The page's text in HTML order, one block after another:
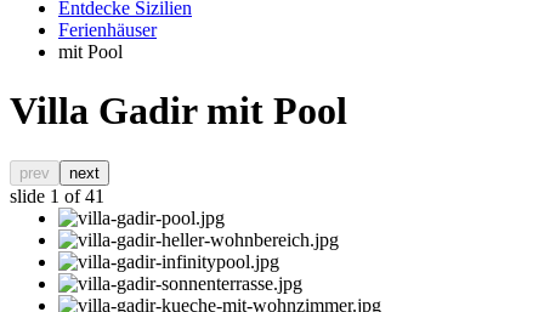
Entdecke Sizilien
Ferienhäuser
mit Pool
Villa Gadir mit Pool
prev next
slide 1 of 41